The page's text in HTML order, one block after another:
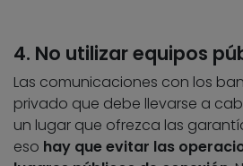
4. No utilizar equipos
Las comunicaciones con los
privado que debe llevarse a
un lugar que ofrezca las
eso hay que evitar las